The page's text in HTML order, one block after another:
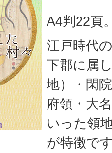
A4判22頁
江戸時代
下郡に属
地）・閑
府領・大
いった領
が特徴で